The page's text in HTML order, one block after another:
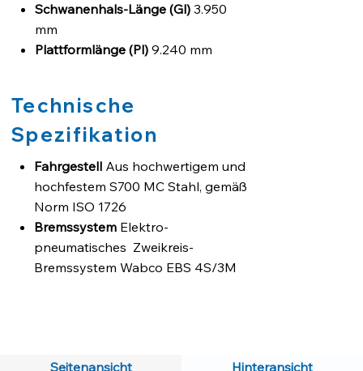
Seitenansicht Hinteransicht
Schwanenhals-Länge (Gl) 3.950
mm
Plattformlänge (Pl) 9.240 mm
Leergewicht ±%
Technische
Spezifikation
Fahrgestell Aus hochwertigem und
hochfestem S700 MC Stahl, gemäß
Norm ISO 1726
Bremssystem Elektro-
pneumatisches Zweikreis-
Bremssystem Wabco EBS 4S/3M